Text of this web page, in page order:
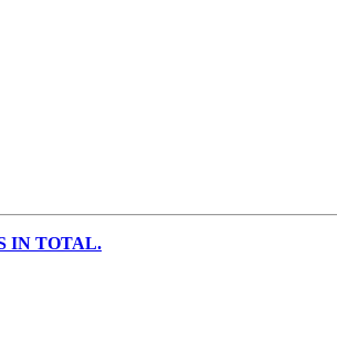
IN TOTAL.